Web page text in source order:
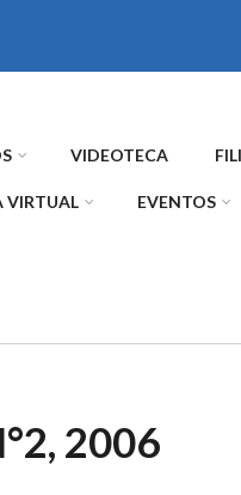
VIDEOTECA
VIRTUAL EVENTOS
2006